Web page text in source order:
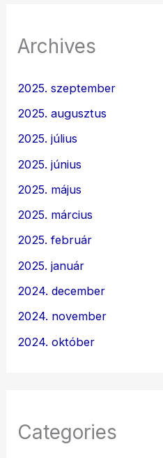
Archives
2025. szeptember
2025. augusztus
2025. július
2025. június
2025. május
2025. március
2025. február
2025. január
2024. december
2024. november
2024. október
Categories